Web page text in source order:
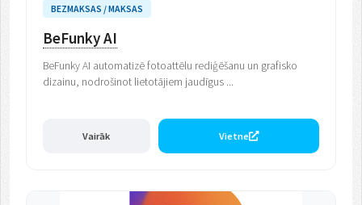
BEZMAKSAS / MAKSAS
BeFunky AI
BeFunky AI automatizē fotoattēlu rediģēšanu un grafisko
dizainu, nodrošinot lietotājiem jaudīgus ...
Vairāk Vietne